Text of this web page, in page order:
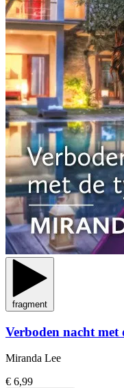
fragment
Verboden nacht met
Miranda Lee
€ 6,99